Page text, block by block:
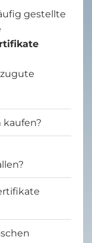
gestellte
kaufen?